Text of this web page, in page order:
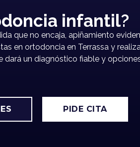
infantil?
que no encaja, apiñamiento
en ortodoncia en Terrassay
un diagnóstico fiable y
PIDE CITA